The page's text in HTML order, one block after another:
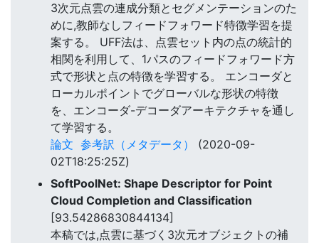
3次元点雲の連成分類とセグメンテーションのた
めに,教師なしフィードフォワード特徴学習を提
案する。 UFF法は、点雲セット内の点の統計的
相関を利用して、1パスのフィードフォワード方
式で形状と点の特徴を学習する。 エンコーダと
ローカルポイントでグローバルな形状の特徴
を、エンコーダ-デコーダアーキテクチャを通し
て学習する。
論文 参考訳（メタデータ）
(2020-09-
02T18:25:25Z)
SoftPoolNet: Shape Descriptor for Point
Cloud Completion and Classification
[93.54286830844134]
本稿では,点雲に基づく3次元オブジェクトの補